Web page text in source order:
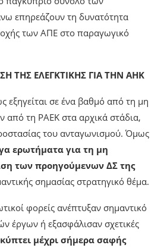
Ελεγκτής, Ανδρέας
, «όσον αφορά την παραγωγή
καταγράφεταιπεριορισμένη
Πηγών Ενέργειας από
παγκύπριο σύνολο των
επηρεάζουν τη δυνατότητα
των ΑΠΕ στο παραγωγικό
ΤΗΣ ΕΛΕΓΚΤΙΚΗΣ ΓΙΑ ΤΗΝ ΑΗΚ
εξηγείται σε ένα βαθμό από τη μη
από τη ΡΑΕΚ στα αρχικά στάδια,
του ανταγωνισμού. Όμως